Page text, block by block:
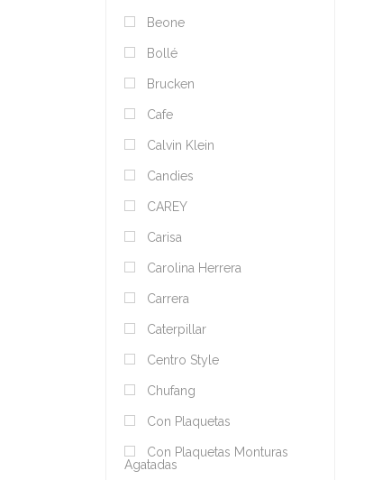
Beone
Bollé
Brucken
Cafe
Calvin Klein
Candies
CAREY
Carisa
Carolina Herrera
Carrera
Caterpillar
Centro Style
Chufang
Con Plaquetas
Con Plaquetas Monturas
Agatadas